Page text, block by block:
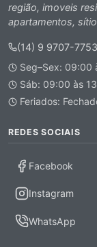
região, imoveis
apartamentos,
(14) 9 9707-7753
Seg–Sex: 09:00
Sáb: 09:00 às
Feriados:
REDES SOCIAIS
Facebook
Instagram
WhatsApp